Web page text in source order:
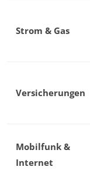
Strom & Gas
Versicherungen
Mobilfunk &
Internet